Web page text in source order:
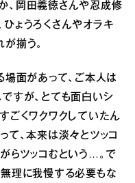
、岡田義徳さんや忍成修
ょうろくさんやオラキ
揃う。
場面があって、ご本人は
すが、とても面白いシ
ごくワクワクしていたん
て、本来は淡々とツッコ
らツッコむという…。で
理に我慢する必要もな